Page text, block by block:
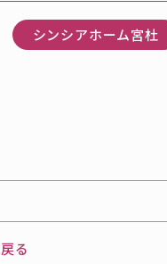
シンシアホーム宮杜
る